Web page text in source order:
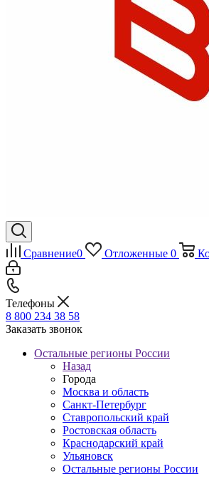
Сравнение0 Отложенные 0
Телефоны
8 800 234 38 58
Заказать звонок
Остальные регионы России
Назад
Города
Москва и область
Санкт-Петербург
Ставропольский край
Ростовская область
Краснодарский край
Ульяновск
Остальные регионы России